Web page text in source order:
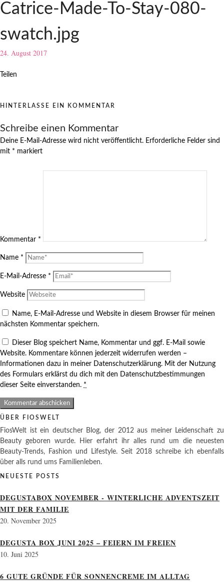
Catrice-Made-To-Stay-080-
swatch.jpg
24. August 2017
Teilen
HINTERLASSE EIN KOMMENTAR
Schreibe einen Kommentar
Deine E-Mail-Adresse wird nicht veröffentlicht. Erforderliche Felder sind
mit * markiert
Kommentar *
Name *
E-Mail-Adresse *
Website
Name, E-Mail-Adresse und Website in diesem Browser für meinen
nächsten Kommentar speichern.
Dieser Blog speichert Name, Kommentar und ggf. E-Mail sowie
Website. Kommentare können jederzeit widerrufen werden –
Informationen dazu in meiner Datenschutzerklärung. Mit der Nutzung
des Formulars erklärst du dich mit den Datenschutzbestimmungen
dieser Seite einverstanden. *
ÜBER FIOSWELT
FiosWelt ist ein deutscher Blog, der 2012 aus meiner Leidenschaft zu
Beauty geboren wurde. Hier erfahrt ihr alles rund um die neuesten
Beauty-Trends, Fashion und Lifestyle. Seit 2018 schreibe ich ebenfalls
über alls rund ums Familienleben.
NEUESTE POSTS
DEGUSTABOX NOVEMBER - WINTERLICHE ADVENTSZEIT
MIT DER FAMILIE
20. November 2025
DEGUSTA BOX JUNI 2025 – FEIERN IM FREIEN
10. Juni 2025
6 GUTE GRÜNDE FÜR SONNENCREME IM ALLTAG